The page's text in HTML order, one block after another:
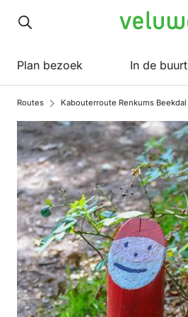
Veluwe
Plan bezoek In de buurt
Routes Kabouterroute Renkums Beekdal